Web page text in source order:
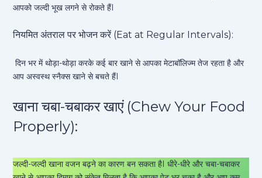
आपको जल्दी भूख लगने से रोकते हैंI
नियमित अंतराल पर भोजन करें (Eat at Regular Intervals):
दिन भर में थोड़ा-थोड़ा करके कई बार खाने से आपका मेटाबॉलिज्म तेज रहता है और
आप अस्वस्थ स्नैक्स खाने से बचते हैंI
खाना चबा-चबाकर खाएं (Chew Your Food
Properly):
जल्दी-जल्दी खाना वजन बढ़ने का कारण बन सकता हैI धीरे-धीरे और चबा-चबाकर